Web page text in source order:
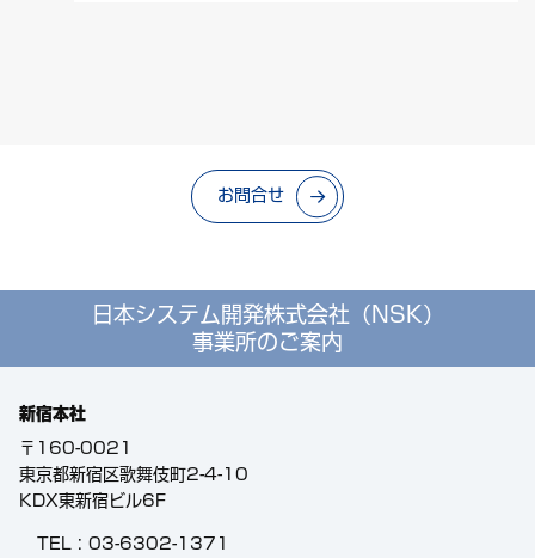
お問合せ
日本システム開発株式会社（NSK）
事業所のご案内
新宿本社
〒160-0021
東京都新宿区歌舞伎町2-4-10
KDX東新宿ビル6F
TEL : 03-6302-1371